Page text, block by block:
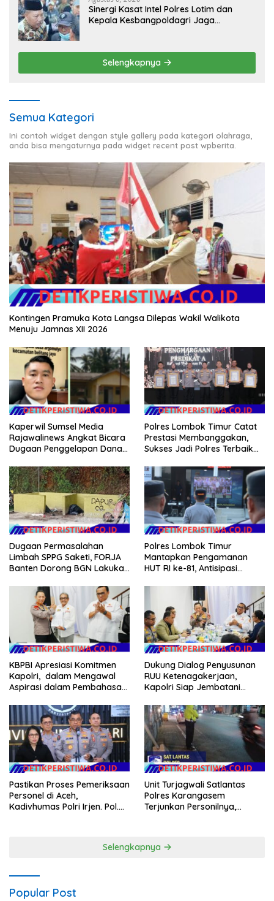
Sinergi Kasat Intel Polres Lotim dan
Kepala Kesbangpoldagri Jaga
Selengkapnya
Semua Kategori
Ini contoh widget dengan style gallery pada kategori olahraga,
anda bisa mengaturnya pada widget recent post wpberita.
Kontingen Pramuka Kota Langsa Dilepas Wakil Walikota
Menuju Jamnas XII 2026
Kaperwil Sumsel Media
Rajawalinews Angkat Bicara
Dugaan Penggelapan Dana
Argomulyo Belitang Jaya
Hilang 3 Bulan Bawa
Anggaran Pembangunan
Polres Lombok Timur Catat
Prestasi Membanggakan,
Sukses Jadi Polres Terbaik
NTB
Dugaan Permasalahan
Limbah SPPG Saketi, FORJA
Banten Dorong BGN Lakukan
Polres Lombok Timur
Mantapkan Pengamanan
HUT RI ke-81, Antisipasi
Agenda Kapolri
KBPBI Apresiasi Komitmen
Kapolri, dalam Mengawal
Aspirasi dalam Pembahasan
Dukung Dialog Penyusunan
RUU Ketenagakerjaan,
Kapolri Siap Jembatani
Pastikan Proses Pemeriksaan
Personel di Aceh,
Kadivhumas Polri Irjen. Pol.
Unit Turjagwali Satlantas
Polres Karangasem
Terjunkan Personilnya,
Selengkapnya
Popular Post